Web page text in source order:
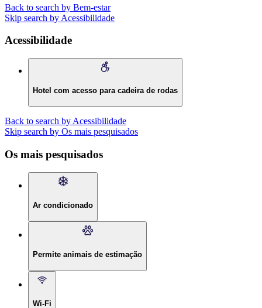
Back to search by Bem-estar
Skip search by Acessibilidade
Acessibilidade
Hotel com acesso para cadeira de rodas
Back to search by Acessibilidade
Skip search by Os mais pesquisados
Os mais pesquisados
Ar condicionado
Permite animais de estimação
Wi-Fi